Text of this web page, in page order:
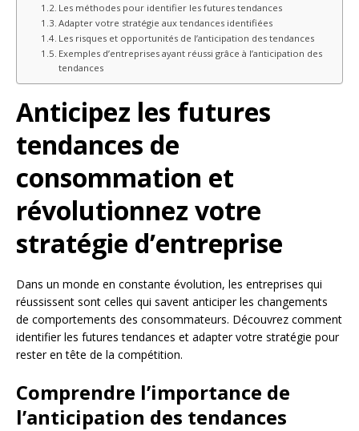
Les méthodes pour identifier les futures tendances
Adapter votre stratégie aux tendances identifiées
Les risques et opportunités de l’anticipation des tendances
Exemples d’entreprises ayant réussi grâce à l’anticipation des
tendances
Anticipez les futures
tendances de
consommation et
révolutionnez votre
stratégie d’entreprise
Dans un monde en constante évolution, les entreprises qui
réussissent sont celles qui savent anticiper les changements
de comportements des consommateurs. Découvrez comment
identifier les futures tendances et adapter votre stratégie pour
rester en tête de la compétition.
Comprendre l’importance de
l’anticipation des tendances